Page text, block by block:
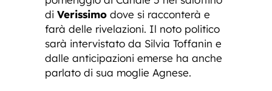
di Verissimo dove si racconterà e
farà delle rivelazioni. Il noto politico
sarà intervistato da Silvia Toffanin e
dalle anticipazioni emerse ha anche
parlato di sua moglie Agnese.